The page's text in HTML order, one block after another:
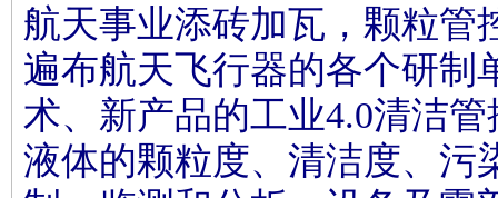
航天事业添砖加瓦，颗粒管
遍布航天飞行器的各个研制
术、新产品的工业4.0清洁
液体的颗粒度、清洁度、污